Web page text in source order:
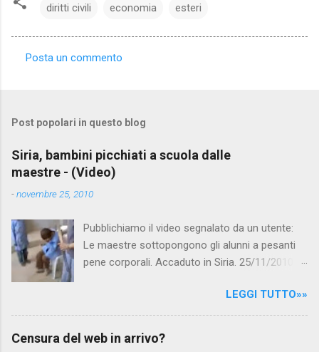
diritti civili economia esteri
e
n
t
Posta un commento
Post popolari in questo blog
Siria, bambini picchiati a scuola dalle
maestre - (Video)
-novembre 25, 2010
Pubblichiamo il video segnalato da un utente:
Le maestre sottopongono gli alunni a pesanti
pene corporali. Accaduto in Siria. 25/11/2010
Canale 5 "Forum" si è interessato al caso,
interpellando prontamente l'ambasciata siriana,
per fare luce sulla vicenda: è emerso che il
LEGGI TUTTO»»
Censura del web in arrivo?